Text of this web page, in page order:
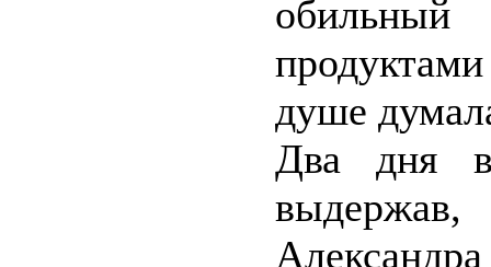
душе
Два дня
выдержав,